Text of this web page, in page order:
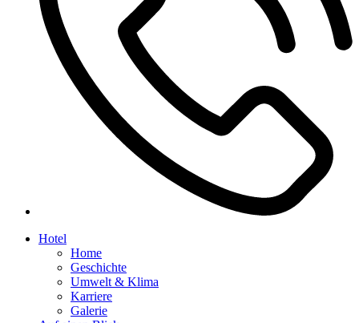
Hotel
Home
Geschichte
Umwelt & Klima
Karriere
Galerie